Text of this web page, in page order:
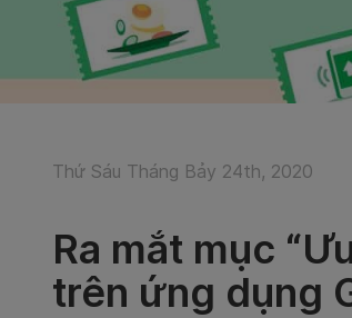
Thứ Sáu Tháng Bảy 24th, 2020
Ra mắt mục
trên ứng dụng